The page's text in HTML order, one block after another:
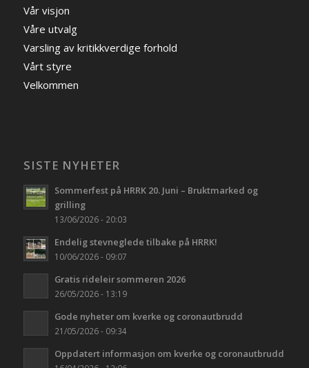
Vår visjon
Våre utvalg
Varsling av kritikkverdige forhold
Vårt styre
Velkommen
SISTE NYHETER
Sommerfest på HRRK 20. Juni – Bruktmarked og
grilling
13/06/2026 - 20:03
Endelig stevneglede tilbake på HRRK!
10/06/2026 - 09:07
Gratis rideleir sommeren 2026
26/05/2026 - 13:19
Gode nyheter om kverke og coronautbrudd
21/05/2026 - 09:34
Oppdatert informasjon om kverke og coronautbrudd